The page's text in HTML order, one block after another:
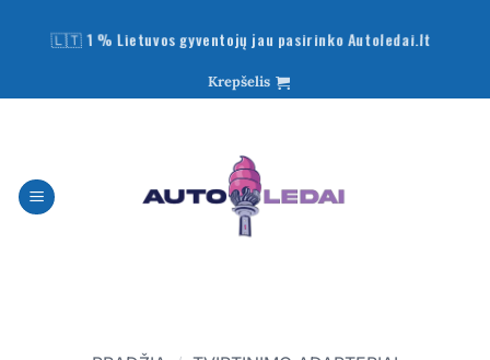
🇱🇹 1 % Lietuvos gyventojų jau pasirinko Autoledai.lt
Krepšelis